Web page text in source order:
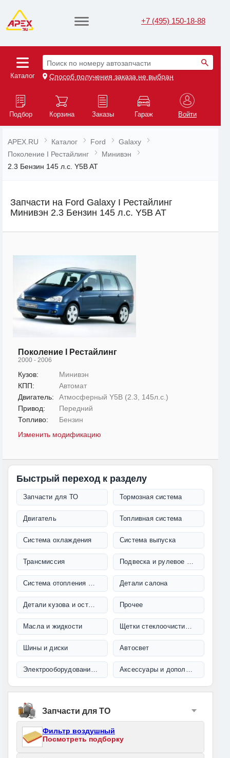
+7 (495) 150-18-88
Каталог
Поиск по номеру автозапчасти
Способ получения заказа не выбран
Подбор Корзина Заказы Гараж Войти
APEX.RU Каталог Ford
Galaxy
Поколение I Рестайлинг
Минивэн
2.3 Бензин 145 л.с. Y5B AT
Запчасти на Ford Galaxy I Рестайлинг
Минивэн 2.3 Бензин 145 л.с. Y5B AT
Поколение I Рестайлинг
2000 - 2006
Кузов:
Минивэн
КПП:
Автомат
Двигатель:
Атмосферный Y5B (2.3, 145л.с.)
Привод:
Передний
Топливо:
Бензин
Изменить модификацию
Быстрый переход к разделу
Запчасти для ТО Тормозная система
Двигатель Топливная система
Система охлаждения Система выпуска
Трансмиссия Подвеска и рулевое управление
Система отопления и кондиционирования Детали салона
Детали кузова и остекление Прочее
Масла и жидкости Щетки стеклоочистителя
Шины и диски Автосвет
Электрооборудование и проводка Аксессуары и дополнительное оборудование
Запчасти для ТО
Фильтр воздушный
Посмотреть подборку